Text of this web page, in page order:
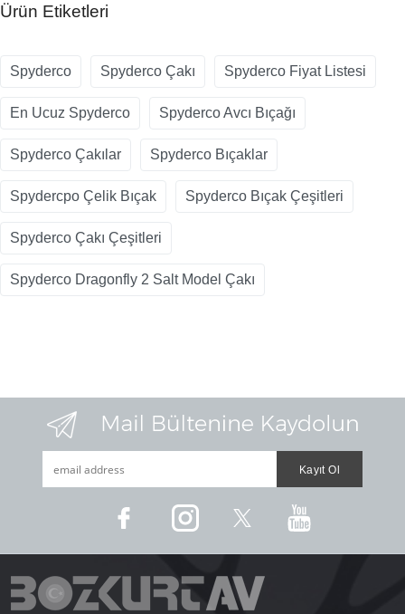
Ürün Etiketleri
Spyderco Spyderco Çakı Spyderco Fiyat Listesi
En Ucuz Spyderco Spyderco Avcı Bıçağı
Spyderco Çakılar Spyderco Bıçaklar
Spydercpo Çelik Bıçak Spyderco Bıçak Çeşitleri
Spyderco Çakı Çeşitleri
Spyderco Dragonfly 2 Salt Model Çakı